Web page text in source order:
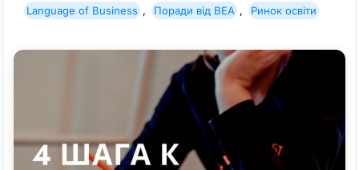
Language of Business , Поради від BEA , Ринок освіти